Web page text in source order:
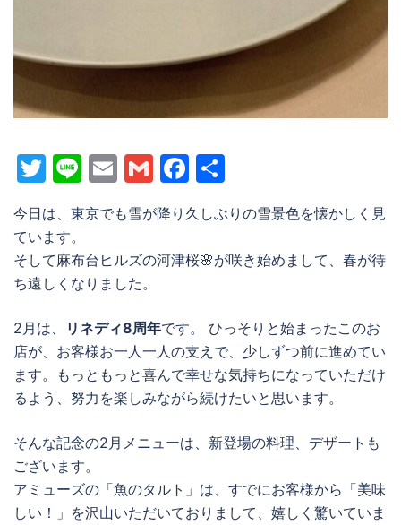
Twitter
LineEmailGmailFacebook
今日は、東京でも雪が降り久しぶりの雪景色を懐かしく見
ています。
そして麻布台ヒルズの河津桜🌸が咲き始めまして、春が待
ち遠しくなりました。
2月は、 リネディ8周年です。 ひっそりと始まったこのお
店が、お客様お一人一人の支えで、少しずつ前に進めてい
ます。もっともっと喜んで幸せな気持ちになっていただけ
るよう、努力を楽しみながら続けたいと思います。
そんな記念の2月メニューは、新登場の料理、デザートも
ございます。
アミューズの「魚のタルト」は、すでにお客様から「美味
しい！」を沢山いただいておりまして、嬉しく驚いていま